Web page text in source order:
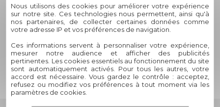
Osez donner vie à vos projets les plus audacieux en faisant
appel à des professionnels passionnés qui sauront
transformer votre espace de vie en un havre de paix.
Contactez-nous dès aujourd'hui et laissez Circelli Habitat
illuminer votre quotidien, fenêtre après fenêtre.
Foire Aux Questions (FAQ) sur la
Pose de Fenêtres avec Circelli
Habitat
Nous utilisons des cookies pour améliorer votre expérience
sur notre site. Ces technologies nous permettent, ainsi qu'à
nos partenaires, de collecter certaines données comme
votre adresse IP et vos préférences de navigation.
Ces informations servent à personnaliser votre expérience,
mesurer notre audience et afficher des publicités
pertinentes. Les cookies essentiels au fonctionnement du site
sont automatiquement activés. Pour tous les autres, votre
accord est nécessaire. Vous gardez le contrôle : acceptez,
refusez ou modifiez vos préférences à tout moment via les
paramètres de cookies.